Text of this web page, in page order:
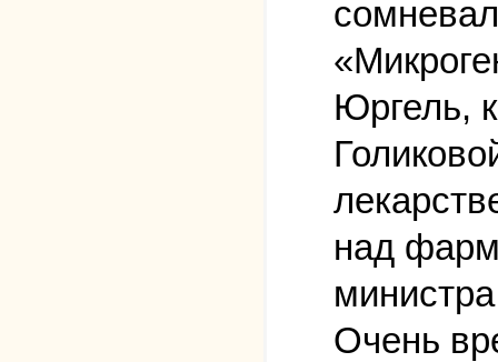
Юргель,
над
Очень